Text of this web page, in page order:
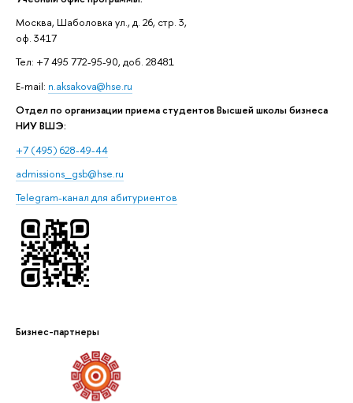
Москва, Шаболовка ул., д. 26, стр. 3,
оф. 3417
Тел: +7 495 772-95-90, доб. 28481
E-mail: n.aksakova@hse.ru
Отдел по организации приема студентов Высшей школы бизнеса
НИУ ВШЭ:
+7 (495) 628-49-44
admissions_gsb@hse.ru
Telegram-канал для абитуриентов
Бизнес-партнеры